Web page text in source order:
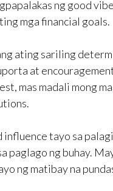
ng good
mga financial goals.
ating sariling
at
mas madali mong
influence tayo sa
paglago ng buhay.
ng matibay na